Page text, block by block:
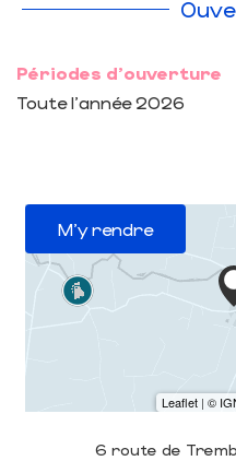
Périodes d'ouverture
Toute l'année 2026
M'y rendre
6 route de